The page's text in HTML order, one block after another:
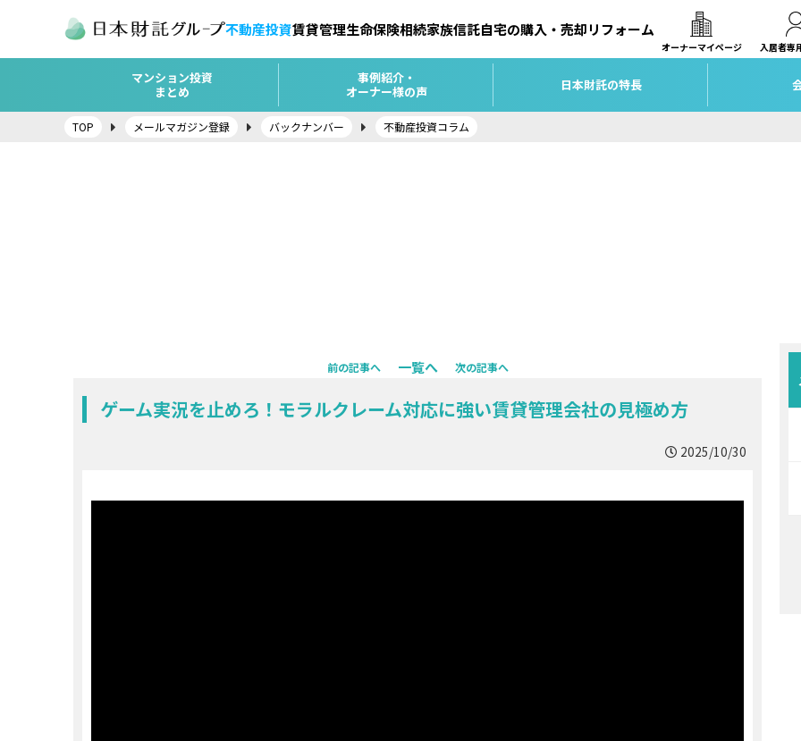
不動産投資賃貸管理生命保険相続家族信託自宅の購入・売却リフォーム
オーナーマイページ 入居者専
マンション投資
まとめ
事例紹介・
オーナー様の声
日本財託の特長
TOP メールマガジン登録 バックナンバー 不動産投資コラム
前の記事へ 一覧へ 次の記事へ
ゲーム実況を止めろ！モラルクレーム対応に強い賃貸管理会社の見極め方
2025/10/30